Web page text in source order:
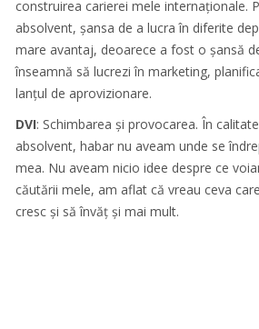
construirea carierei mele internaționale.
absolvent, șansa de a lucra în diferite
mare avantaj, deoarece a fost o șansă
înseamnă să lucrezi în marketing,
lanțul de aprovizionare.
DVI: Schimbarea și provocarea. În
absolvent, habar nu aveam unde se
mea. Nu aveam nicio idee despre ce
căutării mele, am aflat că vreau ceva
cresc și să învăț și mai mult.